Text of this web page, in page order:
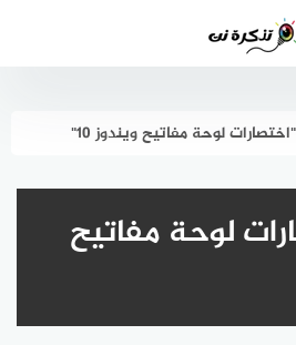
لوحة مفاتيح ويندوز 10"
لوحة مفاتيح